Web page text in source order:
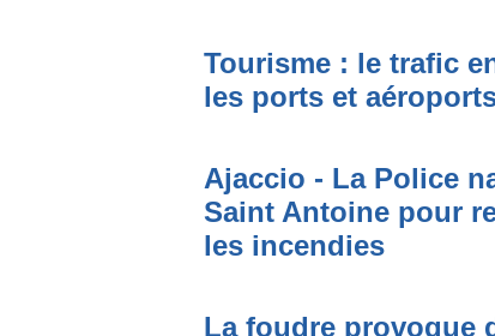
Tourisme : le trafic
les ports et
Ajaccio - La Police
Saint Antoine pour
les incendies
La foudre provoque